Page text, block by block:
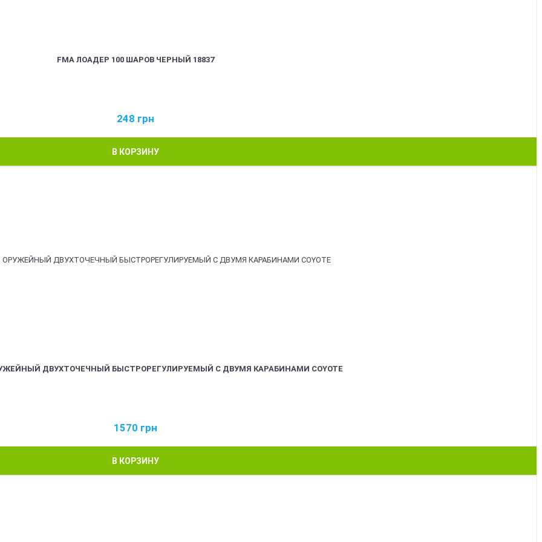
FMA ЛОАДЕР 100 ШАРОВ ЧЕРНЫЙ 18837
248 грн
В КОРЗИНУ
ДВУХТОЧЕЧНЫЙ БЫСТРОРЕГУЛИРУЕМЫЙ С ДВУМЯ КАРАБИНАМИ COYOTE
1570 грн
В КОРЗИНУ